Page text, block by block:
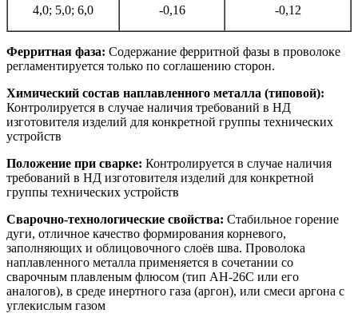
4,0; 5,0; 6,0 -0,16 -0,12
Ферритная фаза: Содержание ферритной фазы в проволоке
регламентируется только по соглашению сторон.
Химический состав наплавленного металла (типовой):
Контролируется в случае наличия требований в НД
изготовителя изделий для конкретной группы технических
устройств
Положение при сварке: Контролируется в случае наличия
требований в НД изготовителя изделий для конкретной
группы технических устройств
Сварочно-технологические свойства: Стабильное горение
дуги, отличное качество формирования корневого,
заполняющих и облицовочного слоёв шва. Проволока
наплавленного металла применяется в сочетании со
сварочным плавленым флюсом (тип АН-26С или его
аналогов), в среде инертного газа (аргон), или смеси аргона с
углекислым газом